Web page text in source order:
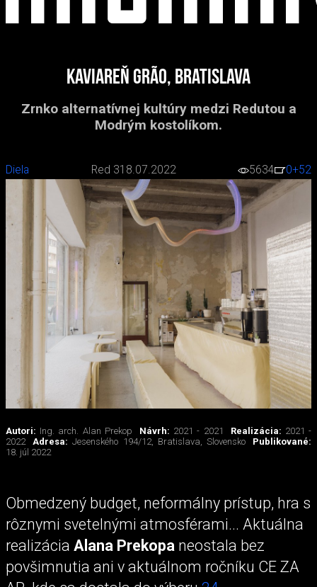
Kaviareň Grão, Bratislava
Zrnko alternatívnej kultúry medzi Redutou a
Modrým kostolíkom.
Diela Red 318.07.2022 5634 0+52
Autori: Ing. arch. Alan Prekop Návrh: 2021 - 2021 Realizácia: 2021 -
2022
Adresa:Jesenského 194/12, Bratislava, Slovensko
Publikované:
18. júl 2022
Obmedzený budget, neformálny prístup, hra s
rôznymi svetelnými atmosférami... Aktuálna
realizácia Alana Prekopa neostala bez
povšimnutia ani v aktuálnom ročníku CE ZA